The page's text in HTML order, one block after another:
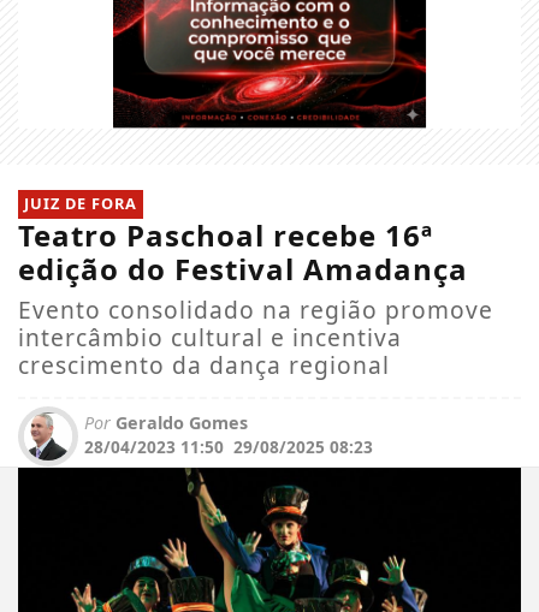
JUIZ DE FORA
Teatro Paschoal recebe 16ª
edição do Festival Amadança
Evento consolidado na região promove
intercâmbio cultural e incentiva
crescimento da dança regional
Por Geraldo Gomes
28/04/2023 11:50 29/08/2025 08:23